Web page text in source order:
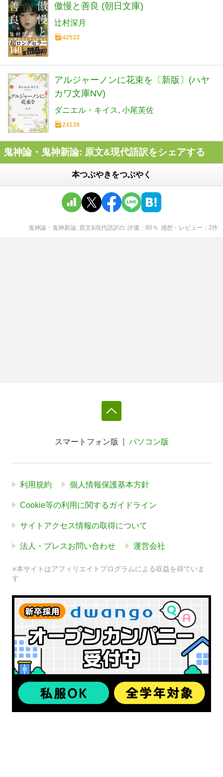
傲慢と善良 (朝日文庫)
辻村深月
42533
アルジャーノンに花束を〔新版〕(ハヤ
カワ文庫NV)
ダニエル・キイス 小尾芙佐
24139
鬼神論・鬼神新論: 原文&現代語訳をシェアする
本つぶやきをつぶやく
鬼神論・鬼神新論: 原文&現代語訳の 評価 80 ％ 感想・レビュー 2件
スマートフォン版 パソコン版
利用規約 個人情報保護基本方針
Cookie等の利用に関するガイドライン
サイトアクセス情報の取得について
法人・プレスお問い合わせ 運営会社
※本サイトはアフィリエイトプログラムによる収益を得ていま
す